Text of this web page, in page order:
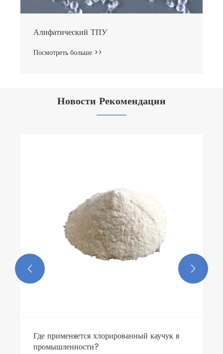
Алифатический ТПУ
Посмотреть больше >>
Новости Рекомендации
Где применяется хлорированный каучук в
промышленности?
 